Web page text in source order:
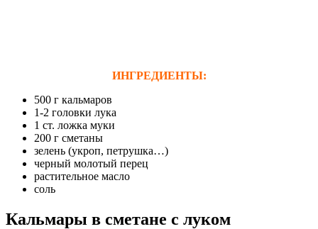
ИНГРЕДИЕНТЫ:
500 г кальмаров
1-2 головки лука
1 ст. ложка муки
200 г сметаны
зелень (укроп, петрушка…)
черный молотый перец
растительное масло
соль
Кальмары в сметане с луком